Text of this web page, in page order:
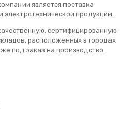
является поставка
продукции.
сертифицированную
расположенных в городах
под заказ на производство.